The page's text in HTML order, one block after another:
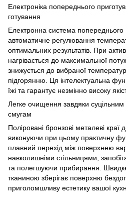
Електроніка попереднього
готування
Електронна система попереднього
автоматичне регулювання
оптимальних результатів. При
нагрівається до максимальної
знижується до вибраної
підгорянню. Ця інтелектуальна
їжі та гарантує незмінно високу
Легке очищення завдяки
смугам
Поліровані бронзові металеві краї
виконуючи при цьому практичну
плавний перехід між поверхнею
навколишніми стільницями,
та полегшуючи прибирання.
тканиною зберігає поверхню
приголомшливу естетику вашої